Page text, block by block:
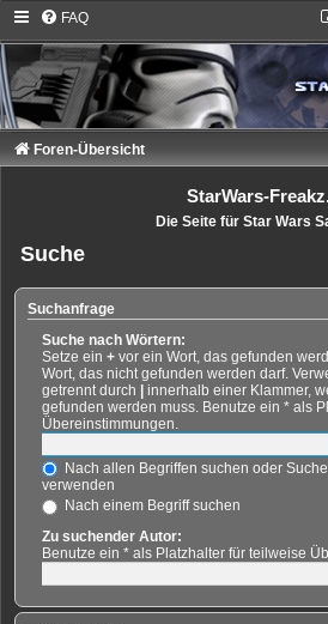
FAQ
Foren-Übersicht
StarWars-
Die Seite für Star Wars
Suche
Suchanfrage
Suche nach Wörtern:
Setze ein + vor ein Wort, das gefunden
Wort, das nicht gefunden werden darf.
getrennt durch
innerhalb einer Klammer,
gefunden werden muss. Benutze ein * als
Übereinstimmungen.
Nach allen Begriffen suchen oder
verwenden
Nach einem Begriff suchen
Zu suchender Autor:
Benutze ein * als Platzhalter für teilweise